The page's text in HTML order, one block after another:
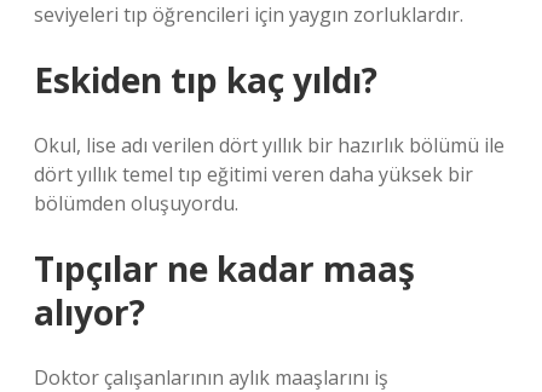
seviyeleri tıp öğrencileri için yaygın zorluklardır.
Eskiden tıp kaç yıldı?
Okul, lise adı verilen dört yıllık bir hazırlık bölümü ile
dört yıllık temel tıp eğitimi veren daha yüksek bir
bölümden oluşuyordu.
Tıpçılar ne kadar maaş
alıyor?
Doktor çalışanlarının aylık maaşlarını iş